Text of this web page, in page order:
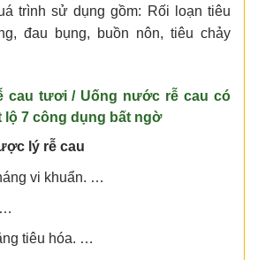
trình sử dụng gồm: Rối loạn tiêu
đau bụng, buồn nôn, tiêu chảy
cau tươi/ Uống nước rễ cau có
lộ 7 công dụng bất ngờ
lý rễ cau
vi khuẩn. …
…
tiêu hóa. …